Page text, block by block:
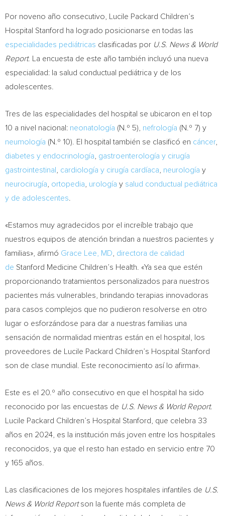
Por noveno año consecutivo, Lucile Packard Children’s
Hospital Stanford ha logrado posicionarse en todas las
especialidades pediátricas clasificadas por U.S. News & World
Report. La encuesta de este año también incluyó una nueva
especialidad: la salud conductual pediátrica y de los
adolescentes.
Tres de las especialidades del hospital se ubicaron en el top
10 a nivel nacional: neonatología (N.º 5), nefrología (N.º 7) y
neumología (N.º 10). El hospital también se clasificó en cáncer,
diabetes y endocrinología
gastroenterología y cirugía
gastrointestinal
cardiología y cirugía cardíaca neurología y
neurocirugía
ortopedia urología y salud conductual pediátrica
y de adolescentes
«Estamos muy agradecidos por el increíble trabajo que
nuestros equipos de atención brindan a nuestros pacientes y
familias», afirmó Grace Lee , MD
directora de calidad
de Stanford Medicine Children’s Health. «Ya sea que estén
proporcionando tratamientos personalizados para nuestros
pacientes más vulnerables, brindando terapias innovadoras
para casos complejos que no pudieron resolverse en otro
lugar o esforzándose para dar a nuestras familias una
sensación de normalidad mientras están en el hospital, los
proveedores de Lucile Packard Children’s Hospital Stanford
son de clase mundial. Este reconocimiento así lo afirma».
Este es el 20.º año consecutivo en que el hospital ha sido
reconocido por las encuestas de U.S. News & World Report.
Lucile Packard Children’s Hospital Stanford, que celebra 33
años en 2024, es la institución más joven entre los hospitales
reconocidos, ya que el resto han estado en servicio entre 70
y 165 años.
Las clasificaciones de los mejores hospitales infantiles de U.S.
News & World Reportson la fuente más completa de